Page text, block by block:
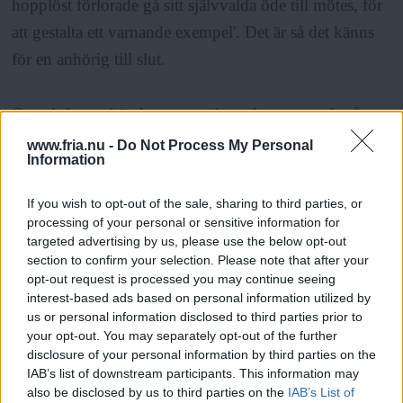
www.fria.nu - Do Not Process My Personal
Information
If you wish to opt-out of the sale, sharing to third parties, or
processing of your personal or sensitive information for
targeted advertising by us, please use the below opt-out
section to confirm your selection. Please note that after your
opt-out request is processed you may continue seeing
interest-based ads based on personal information utilized by
us or personal information disclosed to third parties prior to
your opt-out. You may separately opt-out of the further
disclosure of your personal information by third parties on the
IAB’s list of downstream participants. This information may
also be disclosed by us to third parties on the IAB’s List of
hopplöst förlorade gå sitt självvalda öde till mötes, för
att gestalta ett varnande exempel'. Det är så det känns
för en anhörig till slut.
Om vi ska omhänderta varenda narkoman med tvång,
avgifta dem med tvång eller ge dem rena sprutor och
hjälpa dem att trappa ner, måste vi ge ett attraktivt
alternativ. Vilket är det alternativet? Man måste kunna
erbjuda äkta kärlek, en meningsfull tillvaro, som
dessutom är äkta vara, en trygg boendemiljö, ett bra
jobb och samma möjligheter som alla andra. Kan vi
det?
ANNONS